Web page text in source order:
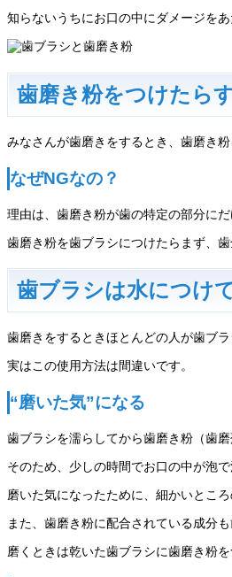
知らないうちにお口の中にダメージを
歯磨き粉をつけたら
みなさんが歯磨きをするとき、歯磨き
なぜNGなの？
理由は、歯磨き粉が歯の特定の部分に
歯磨き粉を歯ブラシにつけたらまず、
歯ブラシは水につけ
歯磨きをするときほとんどの人が歯ブ
実はこの使用方法は間違いです。
“磨いた気”になる
歯ブラシを濡らしてから歯磨き粉（歯
そのため、少しの時間でお口の中が泡
磨いた気になったために、細かいとこ
また、歯磨き粉に配合されている成分
磨くときは乾いた歯ブラシに歯磨き粉